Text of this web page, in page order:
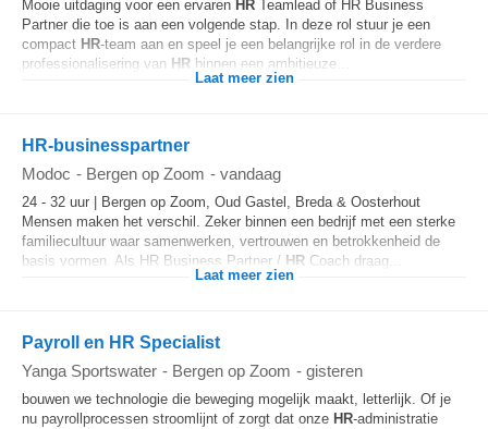
Mooie uitdaging voor een ervaren HR Teamlead of HR Business
Partner die toe is aan een volgende stap. In deze rol stuur je een
compact HR-team aan en speel je een belangrijke rol in de verdere
professionalisering van HR binnen een ambitieuze...
Laat meer zien
HR-businesspartner
Modoc - Bergen op Zoom - vandaag
24 - 32 uur | Bergen op Zoom, Oud Gastel, Breda & Oosterhout
Mensen maken het verschil. Zeker binnen een bedrijf met een sterke
familiecultuur waar samenwerken, vertrouwen en betrokkenheid de
basis vormen. Als HR Business Partner / HR Coach draag...
Laat meer zien
Payroll en HR Specialist
Yanga Sportswater - Bergen op Zoom - gisteren
bouwen we technologie die beweging mogelijk maakt, letterlijk. Of je
nu payrollprocessen stroomlijnt of zorgt dat onze HR-administratie